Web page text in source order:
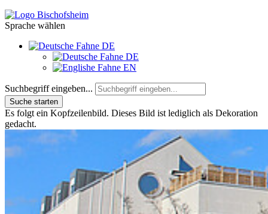
Sprache wählen
DE
DE
EN
Suchbegriff eingeben...
Suche starten
Es folgt ein Kopfzeilenbild. Dieses Bild ist lediglich als Dekoration
gedacht.